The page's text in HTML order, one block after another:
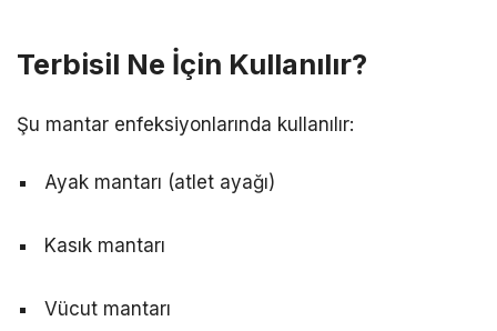
Terbisil Ne İçin Kullanılır?
Şu mantar enfeksiyonlarında kullanılır:
Ayak mantarı (atlet ayağı)
Kasık mantarı
Vücut mantarı